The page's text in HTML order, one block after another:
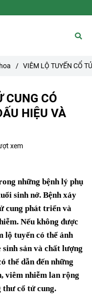
/ VIÊM LỘ TUYẾN CỔ
CUNG CÓ
HIỆU VÀ
xem
những bệnh lý phụ
sinh nở. Bệnh xảy
cung phát triển và
Nếu không được
lộ tuyến có thể ảnh
sản và chất lượng
thể dẫn đến những
viêm nhiễm lan rộng
thư cổ tử cung.